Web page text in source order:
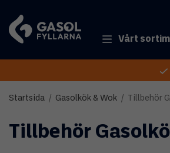
Vårt
Startsida / Gasolkök & Wok / Tillbehör
Tillbehör